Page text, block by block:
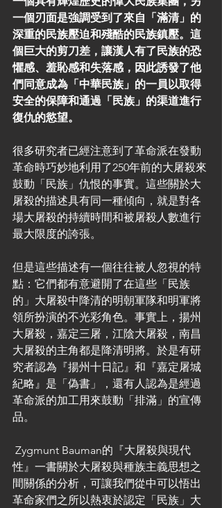
一個刃面是強調受到了來自「滿清」的
深重的民族壓迫和殘酷的民族鎮壓。這
個巨大的剪刀差，讓漢人有了民族的恐
懼感、羞恥感和失落感，因此誘發了他
們同意成為「中華民族」的一員以取得
安全的保障和通過「民族」的渠道進行
復仇的慾望。
很多研究者已經注意到了革命派在發動
革命時巧妙地利用了250年前的大屠殺來
鼓動「民族」仇恨的事實。這些關於大
屠殺的描述具有同一種傾向，就是對各
場大屠殺的持續時間和被屠殺人數進行
最大限度的誇張。
但是這些描述有一個往往被人忽視的特
點：它們都有意避開了在這些「民族
的」大屠殺中降清的明朝軍隊和明軍將
領所扮演的不光彩角色。事實上，揚州
大屠殺，嘉定三屠，江陰大屠殺，南昌
大屠殺的主角都是降清明將。於是有研
究者認為『揚州十日記』和『嘉定屠城
紀略』是「偽書」，還有人認為是經過
革命派的加工用來鼓動「排滿」的宣傳
品。
性』一書關於大屠殺與種族主義思想之
間關係的分析，可讓我們從中可以悟出
革命家們之所以熱衷於認定「民族」大